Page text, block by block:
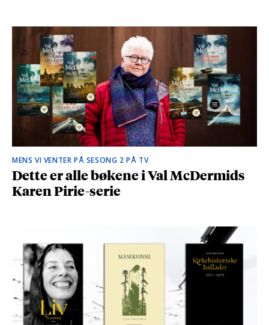
MENS VI VENTER PÅ SESONG 2 PÅ TV
Dette er alle bøkene i Val McDermids
Karen Pirie-serie